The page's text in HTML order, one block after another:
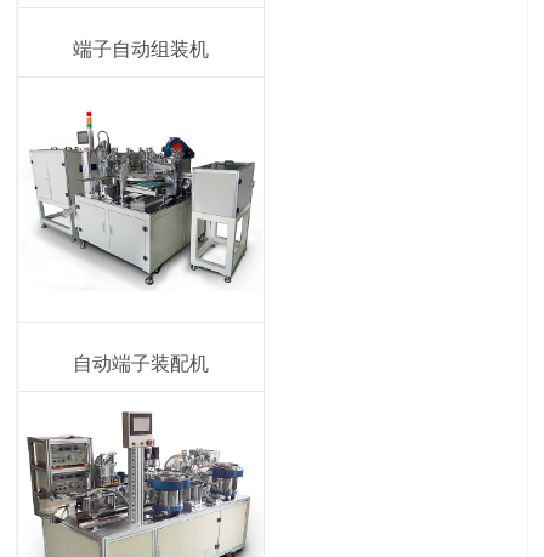
端子自动组装机
自动端子装配机